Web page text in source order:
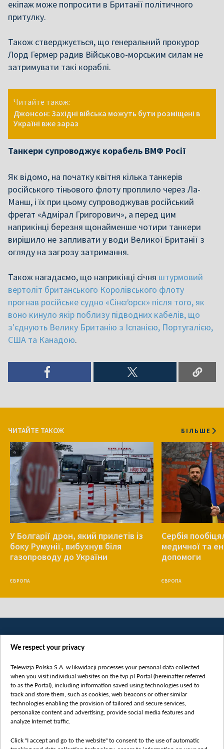
екіпаж може попросити в Британії політичного
притулку.
Також стверджується, що генеральний прокурор
Лорд Гермер радив Військово-морським силам не
затримувати такі кораблі.
Читайте також:
Джонсон: Західні війська можуть бути розміщені в
Україні вже зараз
Танкери супроводжує корабель ВМФ Росії
Як відомо, на початку квітня кілька танкерів
російського тіньового флоту проплило через Ла-
Манш, і їх при цьому супроводжував російський
фрегат «Адмірал Григорович», а перед цим
наприкінці березня щонайменше чотири танкери
вирішило не запливати у води Великої Британії з
огляду на загрозу затримання.
Також нагадаємо, що наприкінці січня штурмовий
вертоліт британського Королівського флоту
прогнав російське судно «Сінєґорск» після того, як
воно кинуло якір поблизу підводних кабелів, що
з'єднують Велику Британію з Іспанією, Португалією,
США та Канадою.
ЧИТАЙТЕ ТАКОЖ БІЛЬШЕ
У Болгарії дрон, який прилетів із
боку Румунії, вибухнув біля
газопроводу до України
ЄВРОПА
Сербія
медичної та
допомоги
ЄВРОПА
Категорії
Новини
Докладно
We respect your privacy
Telewizja Polska S.A. w likwidacji processes your personal data collected
when you visit individual websites on the tvp.pl Portal (hereinafter referred
to as the Portal), including information saved using technologies used to
track and store them, such as cookies, web beacons or other similar
technologies enabling the provision of tailored and secure services,
personalize content and advertising, provide social media features and
analyze Internet traffic.
Click "I accept and go to the website" to consent to the use of automatic